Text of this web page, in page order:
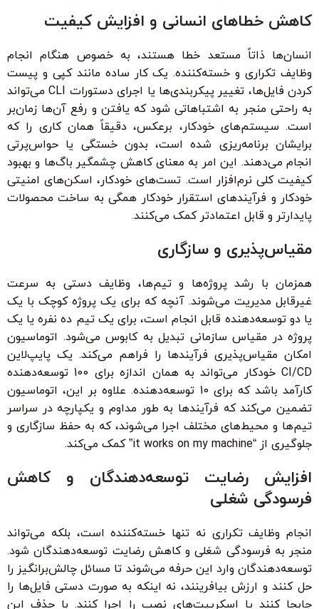
کاهش خطاهای انسانی و افزایش کیفیت
انسان‌ها ذاتاً مستعد خطا هستند، به خصوص هنگام انجام
وظایف تکراری و خسته‌کننده. یک کار ساده مانند کپی و پیست
کردن فایل‌ها، تغییر پیکربندی‌ها یا اجرای دستورات CLI می‌تواند
به راحتی منجر به اشتباهاتی شود که یافتن و رفع آن‌ها زمان‌بر
است. سیستم‌های خودکار، برعکس، دقیقاً همان کاری را که
برایشان برنامه‌ریزی شده است، بدون خستگی یا حواس‌پرتی
انجام می‌دهند. این امر به معنای کاهش چشمگیر باگ‌ها و بهبود
کیفیت کلی نرم‌افزار است. تست‌های خودکار، اسکن‌های امنیتی
خودکار و فرآیندهای استقرار خودکار همگی به ساخت محصولات
پایدارتر و قابل اعتمادتر کمک می‌کنند.
مقیاس‌پذیری و سازگاری
همزمان با رشد پروژه‌ها و تیم‌ها، وظایف دستی به سرعت
غیرقابل مدیریت می‌شوند. آنچه که برای یک پروژه کوچک با یک
یا دو توسعه‌دهنده قابل انجام است، برای یک تیم ده نفره یا یک
پروژه در مقیاس سازمانی تبدیل به کابوس می‌شود. اتوماسیون
امکان مقیاس‌پذیری فرآیندها را فراهم می‌کند. یک پایپ‌لاین
CI/CD خودکار می‌تواند به همان اندازه برای 100 توسعه‌دهنده
کارآمد باشد که برای 10 توسعه‌دهنده. علاوه بر این، اتوماسیون
تضمین می‌کند که فرآیندها به طور مداوم و یکپارچه در سراسر
تیم‌ها و محیط‌های مختلف اجرا می‌شوند، که به حفظ سازگاری و
جلوگیری از “it works on my machine” کمک می‌کند.
افزایش رضایت توسعه‌دهندگان و کاهش
فرسودگی شغلی
انجام وظایف تکراری نه تنها خسته‌کننده است، بلکه می‌تواند
منجر به فرسودگی شغلی و کاهش رضایت توسعه‌دهندگان شود.
توسعه‌دهندگان وارد این حرفه می‌شوند تا مسائل چالش‌برانگیز را
حل کنند و ارزش بیافرینند، نه اینکه به صورت دستی فایل‌ها را
جابجا کنند یا اسکریپت‌های نصب را اجرا کنند. با حذف این